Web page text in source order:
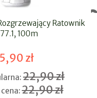
Ratownik
100m
zł
22,90 zł
cena:22,90 zł